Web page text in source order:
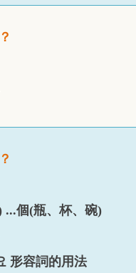
...個(瓶、杯、碗)
形容詞的用法